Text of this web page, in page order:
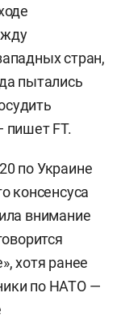
стран,
пытались
пишет FT.
по Украине
консенсуса
внимание
хотя ранее
по НАТО —